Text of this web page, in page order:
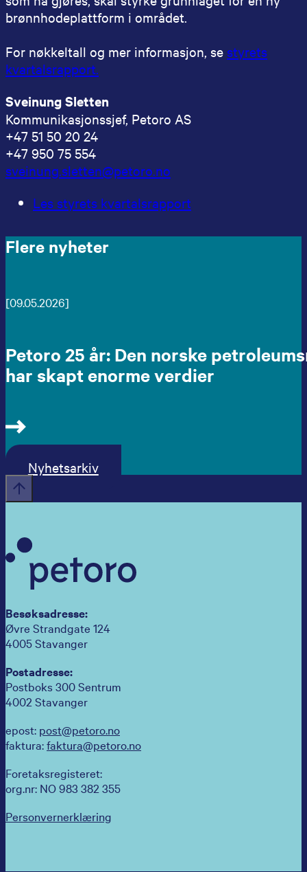
brønnhodeplattform i området.
For nøkkeltall og mer informasjon, se styrets
kvartalsrapport.
Sveinung Sletten
Kommunikasjonssjef, Petoro AS
+47 51 50 20 24
+47 950 75 554
sveinung.sletten@petoro.no
Les styrets kvartalsrapport
Flere nyheter
[09.05.2026]
Petoro 25 år: Den norske
har skapt enorme verdier
Nyhetsarkiv
Besøksadresse:
Øvre Strandgate 124
4005 Stavanger
Postadresse:
Postboks 300 Sentrum
4002 Stavanger
epost: post@petoro.no
faktura:faktura@petoro.no
Foretaksregisteret:
org.nr: NO 983 382 355
Personvernerklæring